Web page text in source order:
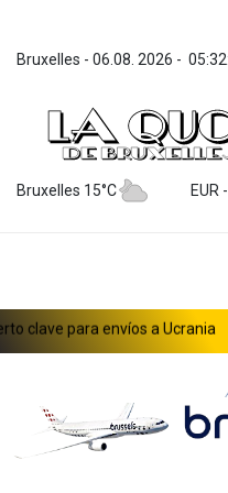
Bruxelles - 06.08. 2026 -
Bruxelles 15°C EUR -
para envíos a Ucrania